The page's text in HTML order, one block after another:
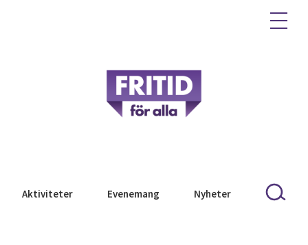
Aktiviteter Evenemang Nyheter